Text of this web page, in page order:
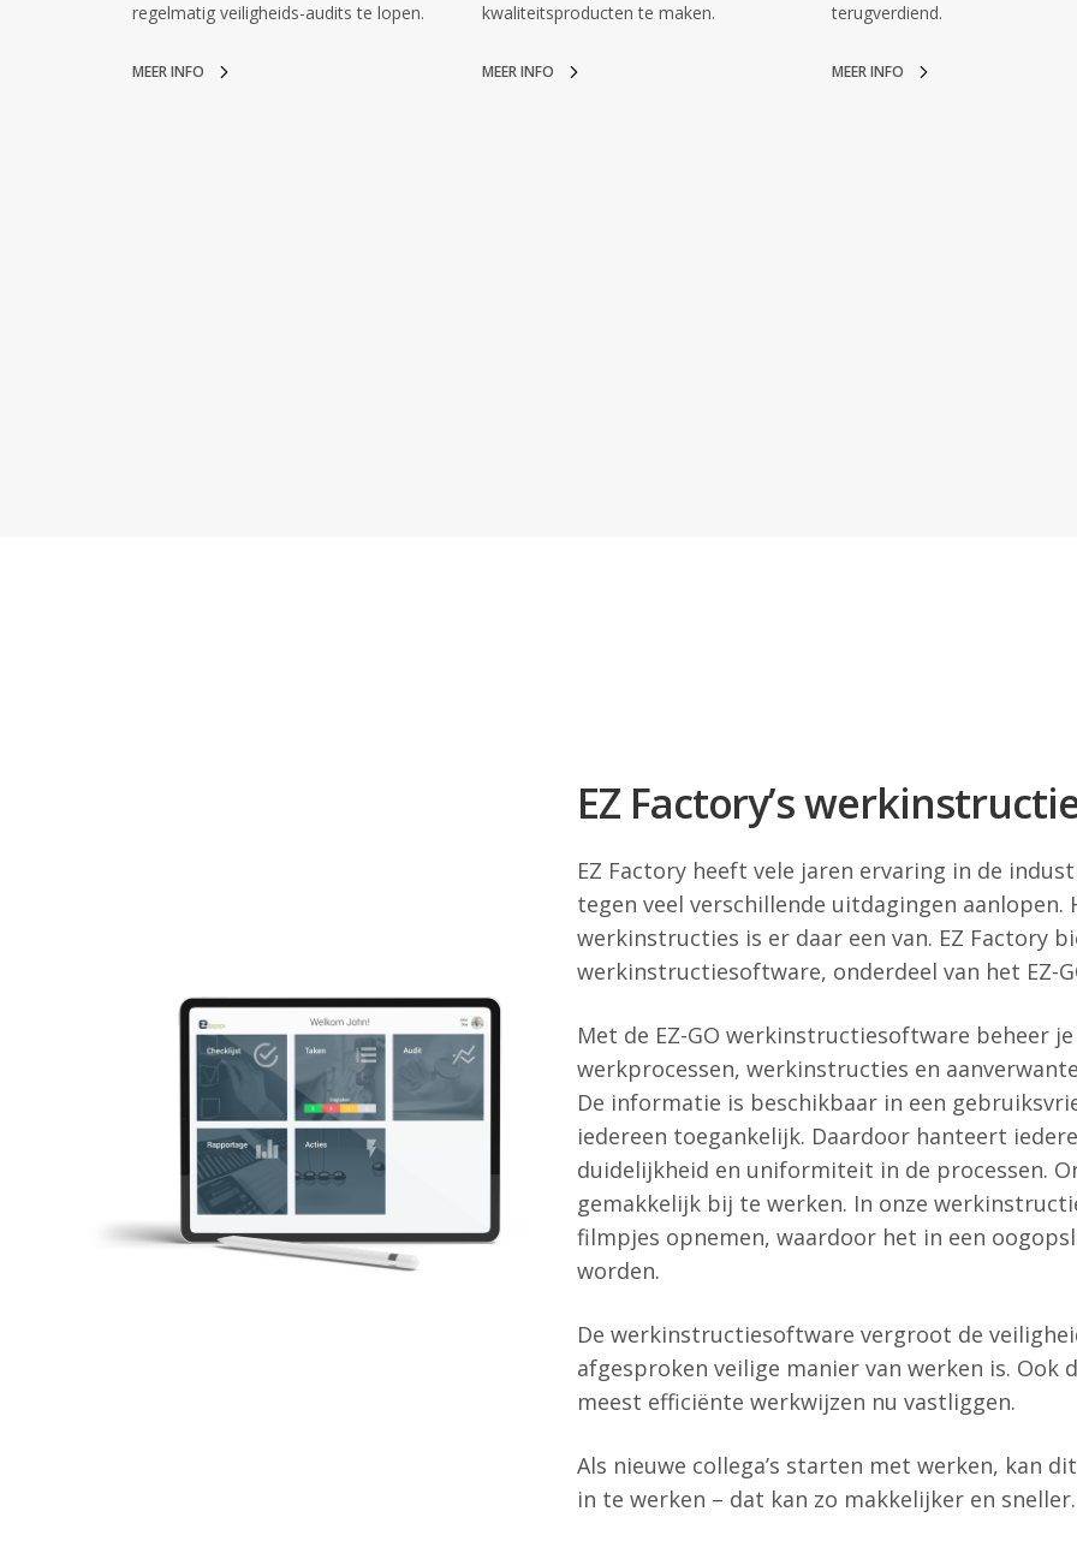
regelmatig veiligheids-audits te lopen.
MEER INFO
kwaliteitsproducten te maken.
MEER INFO
terugverdiend.
MEER INFO
EZ Factory’s
EZ Factory heeft vele jaren ervaring in de
tegen veel verschillende uitdagingen
werkinstructies is er daar een van. EZ Factory
werkinstructiesoftware, onderdeel van het EZ-
Met de EZ-GO werkinstructiesoftware beheer
werkprocessen, werkinstructies en
De informatie is beschikbaar in een
iedereen toegankelijk. Daardoor hanteert
duidelijkheid en uniformiteit in de processen.
gemakkelijk bij te werken. In onze
filmpjes opnemen, waardoor het in een
worden.
De werkinstructiesoftware vergroot de
afgesproken veilige manier van werken is.
meest efficiënte werkwijzen nu vastliggen.
Als nieuwe collega’s starten met werken, kan
in te werken – dat kan zo makkelijker en sneller.